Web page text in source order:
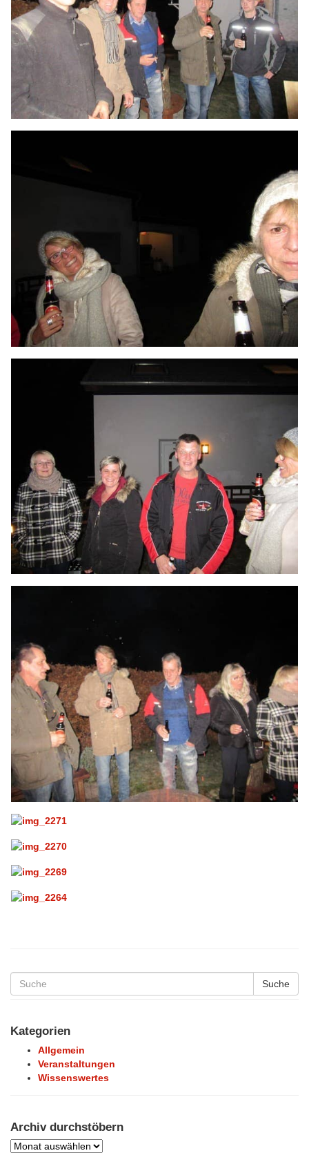
Suche
Kategorien
Allgemein
Veranstaltungen
Wissenswertes
Archiv durchstöbern
Archiv